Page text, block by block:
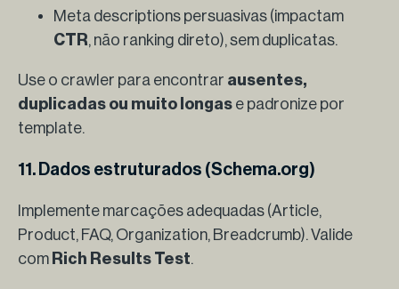
Meta descriptions persuasivas (impactam
CTR, não ranking direto), sem duplicatas.
Use o crawler para encontrar ausentes,
duplicadas ou muito longas e padronize por
template.
11. Dados estruturados (Schema.org)
Implemente marcações adequadas (Article,
Product, FAQ, Organization, Breadcrumb). Valide
com Rich Results Test.